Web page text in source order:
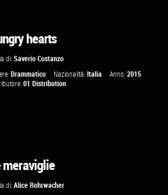
hearts
di:Saverio Costanzo
Drammatico Nazionalità:Italia Anno:2015
01 Distribution
meraviglie
di:Alice Rohrwacher